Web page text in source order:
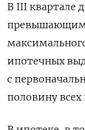
В III квартале
превышающим
ипотечных
с
половину всех